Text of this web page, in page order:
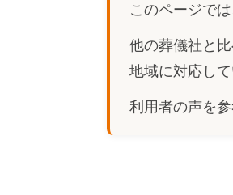
このページでは
他の葬儀社と比
地域に対応し
利用者の声を